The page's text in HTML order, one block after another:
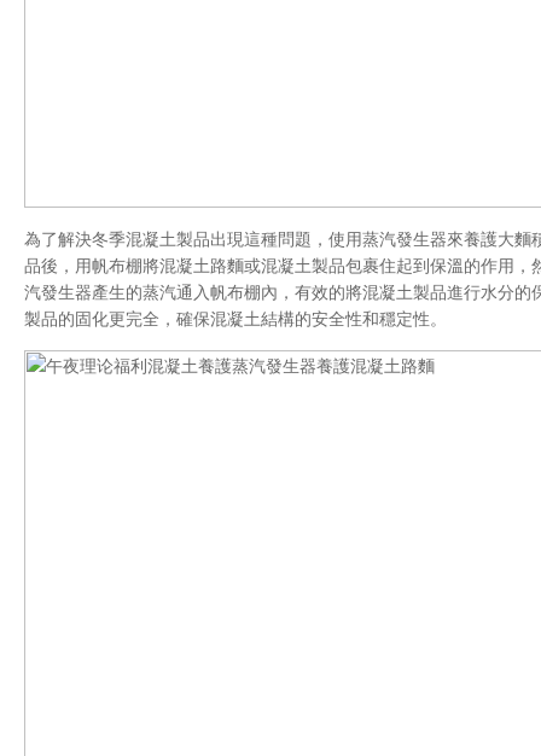
為了解決冬季混凝土製品出現這種問題，使用蒸汽發生器來養護大
品後，用帆布棚將混凝土路麵或混凝土製品包裹住起到保溫的作用，
汽發生器產生的蒸汽通入帆布棚內，有效的將混凝土製品進行水分的
製品的固化更完全，確保混凝土結構的安全性和穩定性。